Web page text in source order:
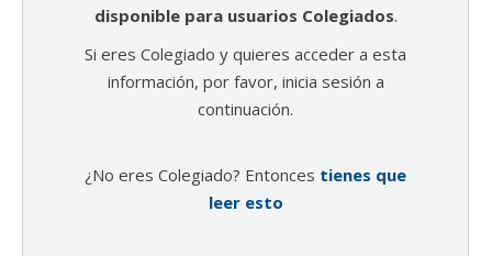
disponible para usuarios Colegiados.
Si eres Colegiado y quieres acceder a esta
información, por favor, inicia sesión a
continuación.
¿No eres Colegiado? Entonces tienes que
leer esto